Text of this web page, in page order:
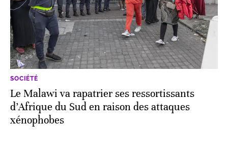
SOCIÉTÉ
Le Malawi va rapatrier ses ressortissants
d’Afrique du Sud en raison des attaques
xénophobes